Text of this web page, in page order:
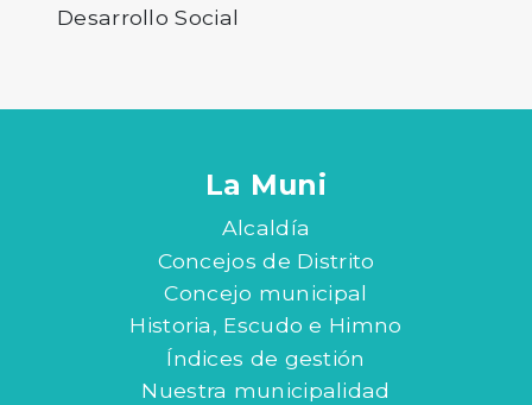
Desarrollo Social
La Muni
Alcaldía
Concejos de Distrito
Concejo municipal
Historia, Escudo e Himno
Índices de gestión
Nuestra municipalidad